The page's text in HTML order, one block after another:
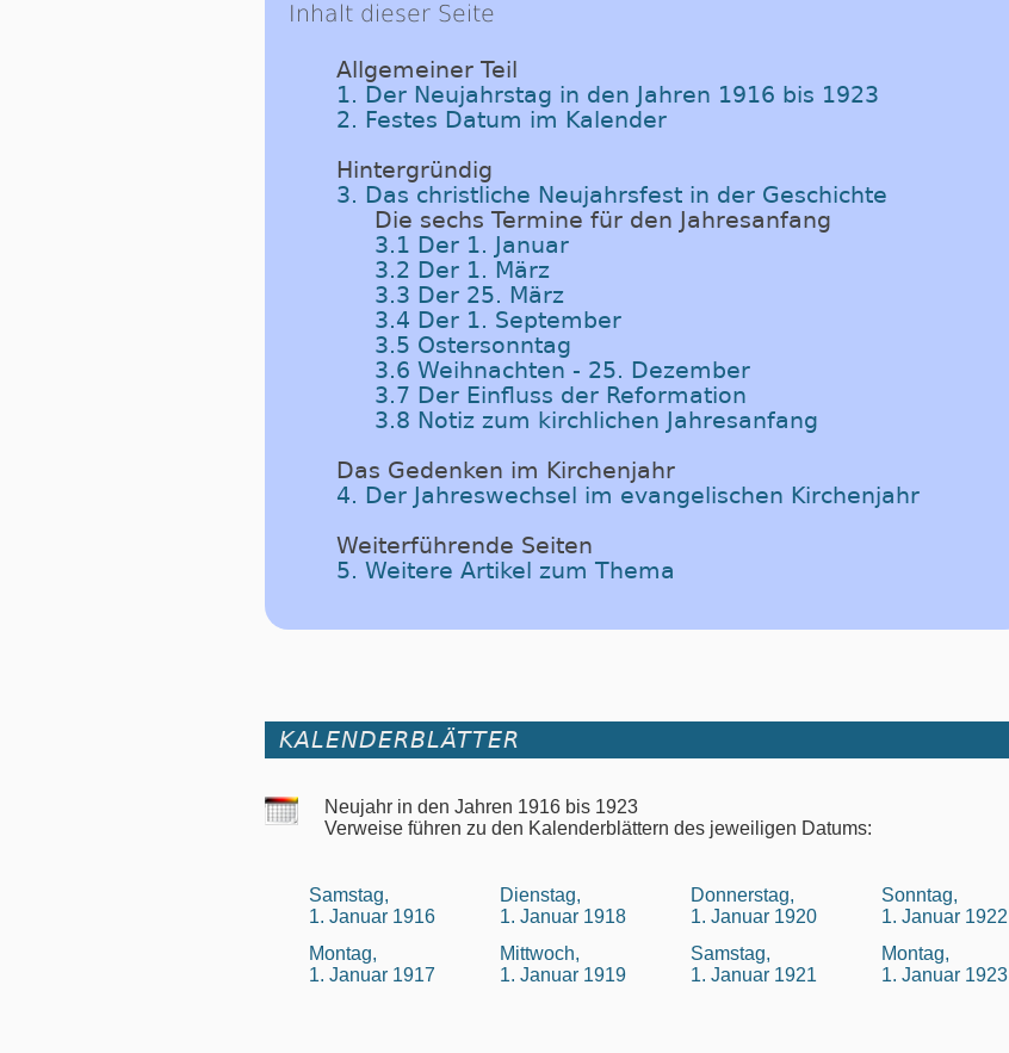
Inhalt dieser Seite
Allgemeiner Teil
1. Der Neujahrstag in den Jahren 1916 bis 1923
2. Festes Datum im Kalender
Hintergründig
3. Das christliche Neujahrsfest in der Geschichte
Die sechs Termine für den Jahresanfang
3.1 Der 1. Januar
3.2 Der 1. März
3.3 Der 25. März
3.4 Der 1. September
3.5 Ostersonntag
3.6 Weihnachten - 25. Dezember
3.7 Der Einfluss der Reformation
3.8 Notiz zum kirchlichen Jahresanfang
Das Gedenken im Kirchenjahr
4. Der Jahreswechsel im evangelischen Kirchenjahr
Weiterführende Seiten
5. Weitere Artikel zum Thema
KALENDERBLÄTTER
Neujahr in den Jahren 1916 bis 1923
Verweise führen zu den Kalenderblättern des jeweiligen Datums:
Samstag,
1. Januar 1916
Montag,
1. Januar 1917
Dienstag,
1. Januar 1918
Mittwoch,
1. Januar 1919
Donnerstag,
1. Januar 1920
Samstag,
1. Januar 1921
Sonntag,
1. Januar 1922
Montag,
1. Januar 1923